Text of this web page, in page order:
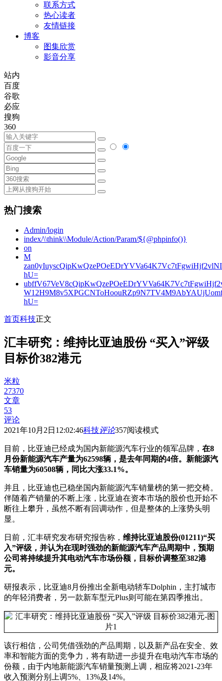
联系方式
热心读者
友情链接
博客
图集欣赏
影音分享
站内
百度
谷歌
必应
搜狗
360
热门搜索
Admin/login
index/\\think\\Module/Action/Param/${@phpinfo()}
on
M
hU=
hU=
首页科技正文
汇丰研究：维持比亚迪股份 “买入”评级
目标价382港元
米粒
27370
文章
53
评论
2021年10月2日12:02:46科技评论357阅读模式
目前，比亚迪已经成为国内新能源汽车行业的领军品牌， 在8
月份新能源汽车产量为62598辆，是去年同期的4倍。新能源汽
车销量为60508辆，同比大涨33.1%。
并且，比亚迪也已稳坐国内新能源汽车销量榜的第一把交椅。
伴随着产销量的不断上涨，比亚迪在资本市场的股价也开始不
断往上攀升，虽然不断有回调动作，但是整体的上涨势头明
显。
日前，汇丰研究发布研究报告称， 维持比亚迪股份(01211)“买
入”评级，并认为在现时强劲的新能源汽车产品周期中，预期
公司将持续提升其电动汽车市场份额，目标价调整至382港
元。
研报表示，比亚迪8月份推出全新电动轿车Dolphin，主打城市
的年轻消费者，另一款新车型元Plus则可能在第四季推出。
该行相信，公司凭借强劲的产品周期，以及新产品在安全、效
率和智能方面的竞争力，将有助进一步提升在电动汽车市场的
份额，由于内地新能源汽车销量预测上调，相应将2021-23年
收入预测分别上调5%、13%及14%。